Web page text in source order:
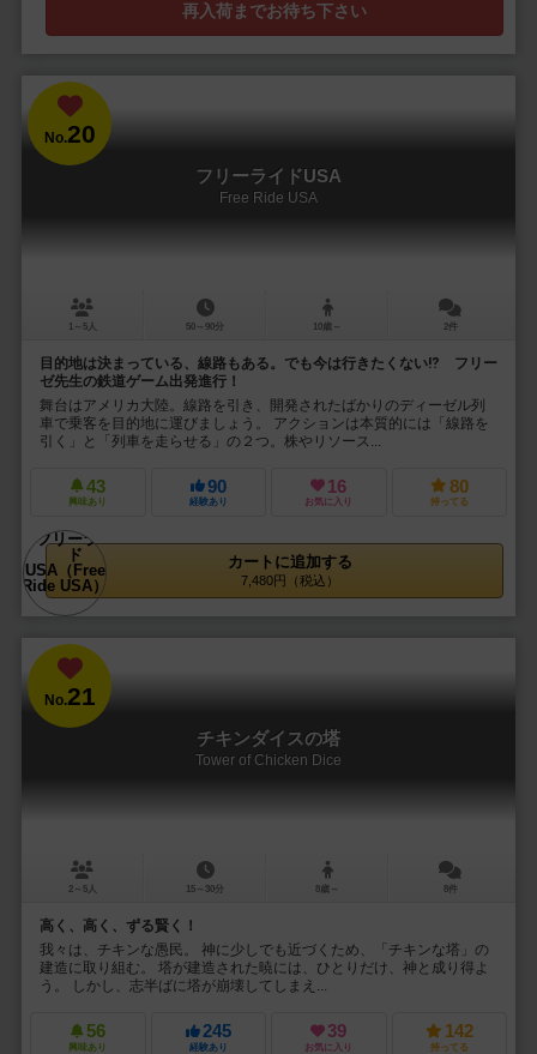
再入荷までお待ち下さい
No.20
フリーライドUSA
Free Ride USA
1～5人 50～90分 10歳～ 2件
目的地は決まっている、線路もある。でも今は行きたくない⁉ フリー
ゼ先生の鉄道ゲーム出発進行！
舞台はアメリカ大陸。線路を引き、開発されたばかりのディーゼル列
車で乗客を目的地に運びましょう。 アクションは本質的には「線路を
引く」と「列車を走らせる」の２つ。株やリソース...
43
興味あり
90
経験あり
16
お気に入り
80
持ってる
カートに追加する
7,480円（税込）
No.21
チキンダイスの塔
Tower of Chicken Dice
2～5人 15～30分 8歳～ 8件
高く、高く、ずる賢く！
我々は、チキンな愚民。 神に少しでも近づくため、「チキンな塔」の
建造に取り組む。 塔が建造された暁には、ひとりだけ、神と成り得よ
う。 しかし、志半ばに塔が崩壊してしまえ...
56
興味あり
245
経験あり
39
お気に入り
142
持ってる